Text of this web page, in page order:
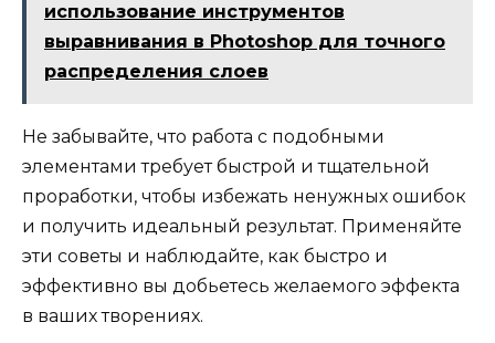
использование инструментов
выравнивания в Photoshop для точного
распределения слоев
Не забывайте, что работа с подобными
элементами требует быстрой и тщательной
проработки, чтобы избежать ненужных ошибок
и получить идеальный результат. Применяйте
эти советы и наблюдайте, как быстро и
эффективно вы добьетесь желаемого эффекта
в ваших творениях.